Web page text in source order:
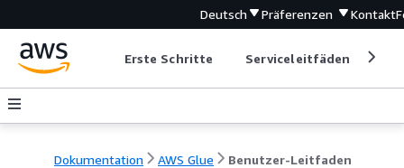
Deutsch Präferenzen Kontakt
Erste Schritte Serviceleitfäden
Dokumentation AWS Glue Benutzer-Leitfaden